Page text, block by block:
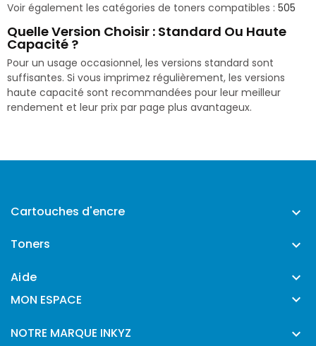
Voir également les catégories de toners compatibles : 505
Quelle Version Choisir : Standard Ou Haute
Capacité ?
Pour un usage occasionnel, les versions standard sont
suffisantes. Si vous imprimez régulièrement, les versions
haute capacité sont recommandées pour leur meilleur
rendement et leur prix par page plus avantageux.
Cartouches d'encre 
Toners 
Aide 
MON ESPACE 
NOTRE MARQUE INKYZ 